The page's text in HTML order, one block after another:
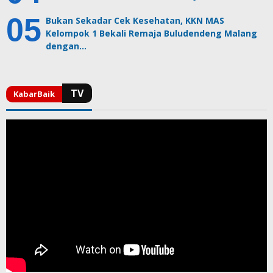
Bukan Sekadar Cek Kesehatan, KKN MAS
Kelompok 1 Bekali Remaja Buludendeng Malang
dengan…